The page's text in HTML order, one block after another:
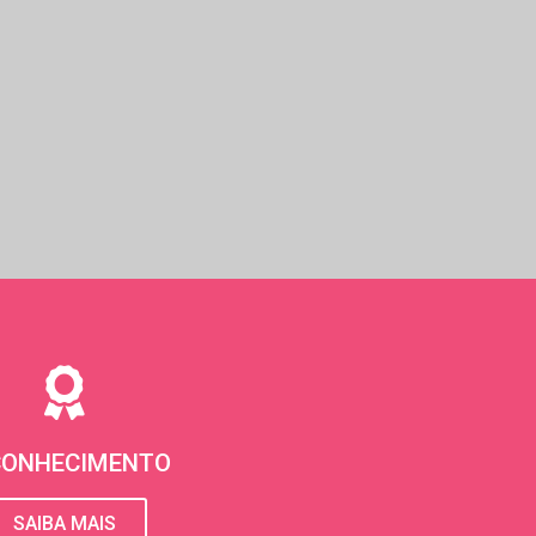
SAIBA MAIS